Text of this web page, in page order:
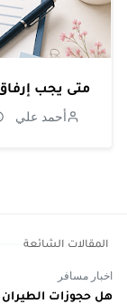
متى يجب
أحمد علي
المقالات الشائعة
اخبار مسافر
هل حجوزات الطيران